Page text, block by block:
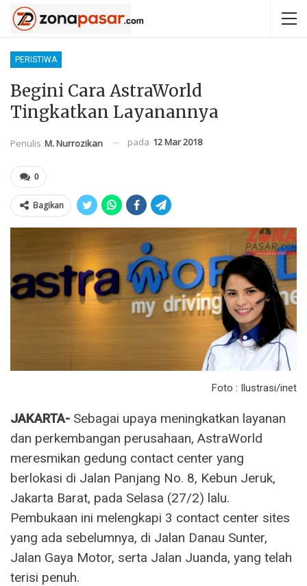
PERISTIWA
Begini Cara AstraWorld
Tingkatkan Layanannya
Penulis M. Nurrozikan pada 12 Mar 2018
0
Bagikan
Foto : Ilustrasi/inet
JAKARTA- Sebagai upaya meningkatkan layanan
dan perkembangan perusahaan, AstraWorld
meresmikan gedung contact center yang
berlokasi di Jalan Panjang No. 8, Kebun Jeruk,
Jakarta Barat, pada Selasa (27/2) lalu.
Pembukaan ini melengkapi 3 contact center sites
yang ada sebelumnya, di Jalan Danau Sunter,
Jalan Gaya Motor, serta Jalan Juanda, yang telah
terisi penuh.